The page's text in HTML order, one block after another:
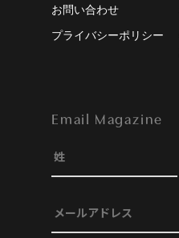
お問い合わせ
プライバシーポリシー
Email Magazine